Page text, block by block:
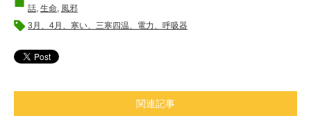
話 生命 風邪
3月、4月、寒い、三寒四温、電力、呼吸器
関連記事